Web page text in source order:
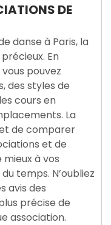
DE
danse à Paris, la
En
pouvez
des styles de
cours en
La
de comparer
et de
à vos
temps. N’oubliez
avis des
précise de
association.